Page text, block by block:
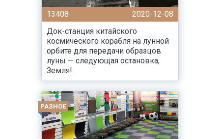
13408
2020-12-08
Док-станция китайского
космического корабля на лунной
орбите для передачи образцов
луны — следующая остановка,
Земля!
РАЗНОЕ